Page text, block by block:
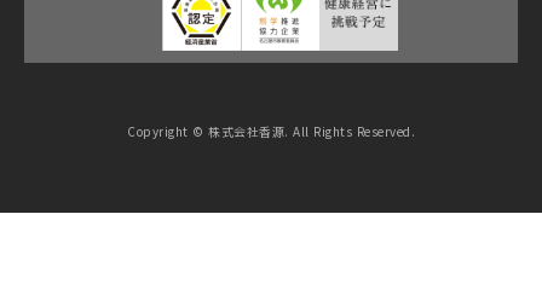
Copyright © 株式会社香源. All Rights Reserved.